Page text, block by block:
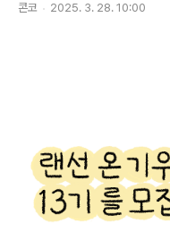
콘코 2025. 3. 28. 10:00